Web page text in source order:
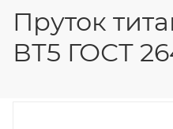
Пруток
ВТ5 ГОСТ